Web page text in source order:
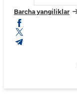
Barcha yangiliklar